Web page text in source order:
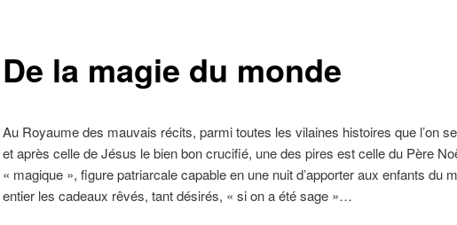
De la magie du monde
Au Royaume des mauvais récits, parmi toutes les vilaines histoires que l’on
et après celle de Jésus le bien bon crucifié, une des pires est celle du Père
« magique », figure patriarcale capable en une nuit d’apporter aux enfants du
entier les cadeaux rêvés, tant désirés, « si on a été sage »…